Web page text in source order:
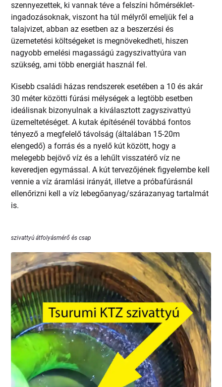
szennyezettek, ki vannak téve a felszíni hőmérséklet-
ingadozásoknak, viszont ha túl mélyről emeljük fel a
talajvizet, abban az esetben az a beszerzési és
üzemetetési költségeket is megnövekedheti, hiszen
nagyobb emelési magasságú zagyszivattyúra van
szükség, ami több energiát használ fel.
Kisebb családi házas rendszerek esetében a 10 és akár
30 méter közötti fúrási mélységek a legtöbb esetben
ideálisnak bizonyulnak a kiválasztott zagyszivattyú
üzemeltetéséget. A kutak építésénél továbbá fontos
tényező a megfelelő távolság (általában 15-20m
elengedő) a forrás és a nyelő kút között, hogy a
melegebb bejövő víz és a lehűlt visszatérő víz ne
keveredjen egymással. A kút tervezőjének figyelembe kell
vennie a víz áramlási irányát, illetve a próbafúrásnál
ellenőrizni kell a víz lebegőanyag/szárazanyag tartalmát
is.
szivattyú átfolyásmérő és csap